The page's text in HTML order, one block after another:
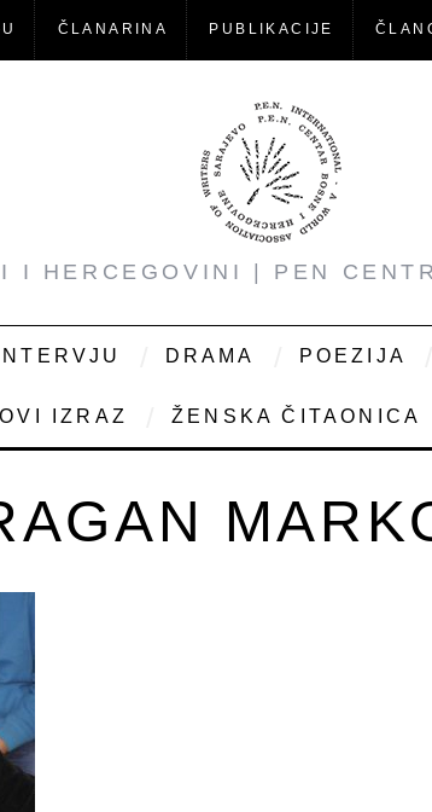
ČLANARINA PUBLIKACIJE
I HERCEGOVINI | PEN
INTERVJU DRAMA POEZIJA
IZRAZ ŽENSKA ČITAONICA